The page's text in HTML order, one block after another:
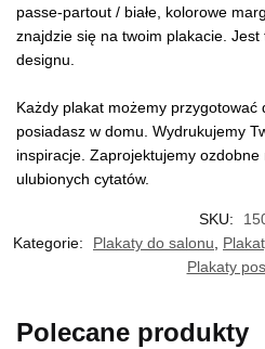
passe-partout / białe, kolorowe
znajdzie się na twoim plakacie.
designu.
Każdy plakat możemy
posiadasz w domu. Wydrukujemy
inspiracje. Zaprojektujemy
ulubionych cytatów.
SKU:
Kategorie:
Plakaty do salonu,
Plakaty
Polecane produkty